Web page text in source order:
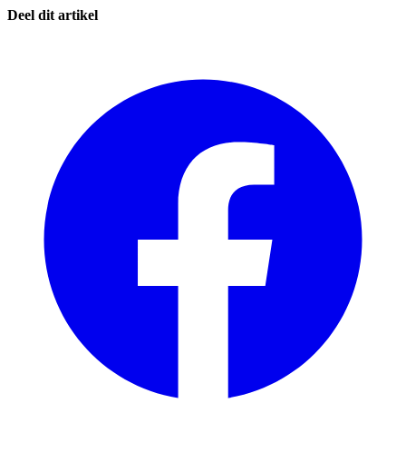
Deel dit artikel